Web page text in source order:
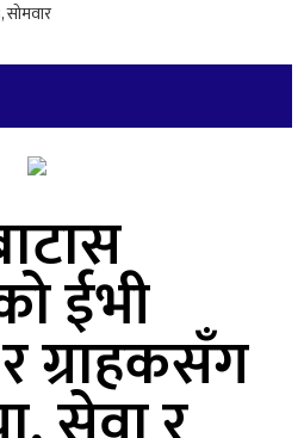
ईभी
ग्राहकसँग